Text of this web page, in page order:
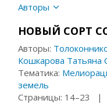
Авторы
НОВЫЙ СОРТ
Авторы:
Кошкарова Татьяна
Тематика:
земель
Страницы: 14–23 |